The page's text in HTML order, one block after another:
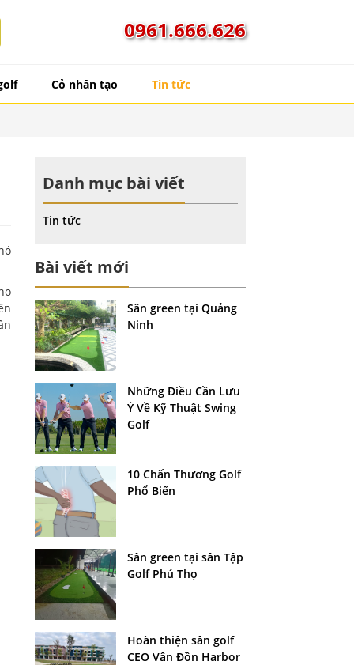
0961.666.626
Cỏ nhân tạo Tin tức
Danh mục bài viết
Tin tức
Bài viết mới
Sân green tại Quảng
Ninh
Những Điều Cần Lưu
Ý Về Kỹ Thuật Swing
Golf
10 Chấn Thương Golf
Phổ Biến
Sân green tại sân Tập
Golf Phú Thọ
Hoàn thiện sân golf
CEO Vân Đồn Harbor